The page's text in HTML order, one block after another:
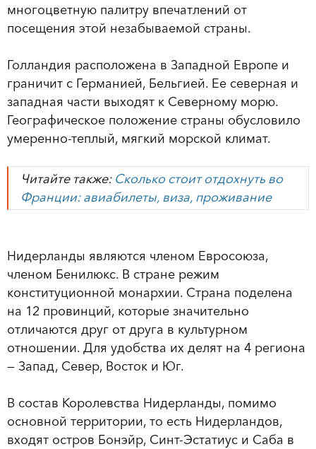
многоцветную палитру впечатлений от
посещения этой незабываемой страны.
Голландия расположена в Западной Европе и
граничит с Германией, Бельгией. Ее северная и
западная части выходят к Северному морю.
Географическое положение страны обусловило
умеренно-теплый, мягкий морской климат.
Читайте также: Сколько стоит отдохнуть во
Франции: авиабилеты, виза, проживание
Нидерланды являются членом Евросоюза,
членом Бенилюкс. В стране режим
конституционной монархии. Страна поделена
на 12 провинций, которые значительно
отличаются друг от друга в культурном
отношении. Для удобства их делят на 4 региона
— Запад, Север, Восток и Юг.
В состав Королевства Нидерланды, помимо
основной территории, то есть Нидерландов,
входят остров Бонэйр, Синт-Эстатиус и Саба в